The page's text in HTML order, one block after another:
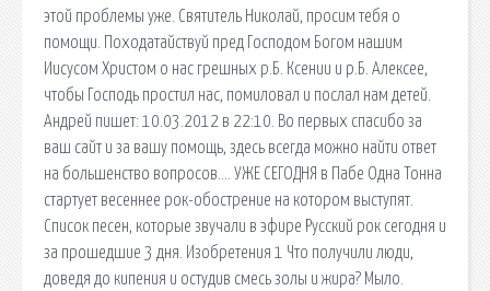
этой проблемы уже. Святитель Николай, просим тебя о
помощи. Походатайствуй пред Господом Богом нашим
Иисусом Христом о нас грешных р.Б. Ксении и р.Б. Алексее,
чтобы Господь простил нас, помиловал и послал нам детей.
Андрей пишет: 10.03.2012 в 22:10. Во первых спасибо за
ваш сайт и за вашу помощь, здесь всегда можно найти ответ
на большенство вопросов…. УЖЕ СЕГОДНЯ в Пабе Одна Тонна
стартует весеннее рок-обострение на котором выступят.
Список песен, которые звучали в эфире Русский рок сегодня и
за прошедшие 3 дня. Изобретения 1 Что получили люди,
доведя до кипения и остудив смесь золы и жира? Мыло.